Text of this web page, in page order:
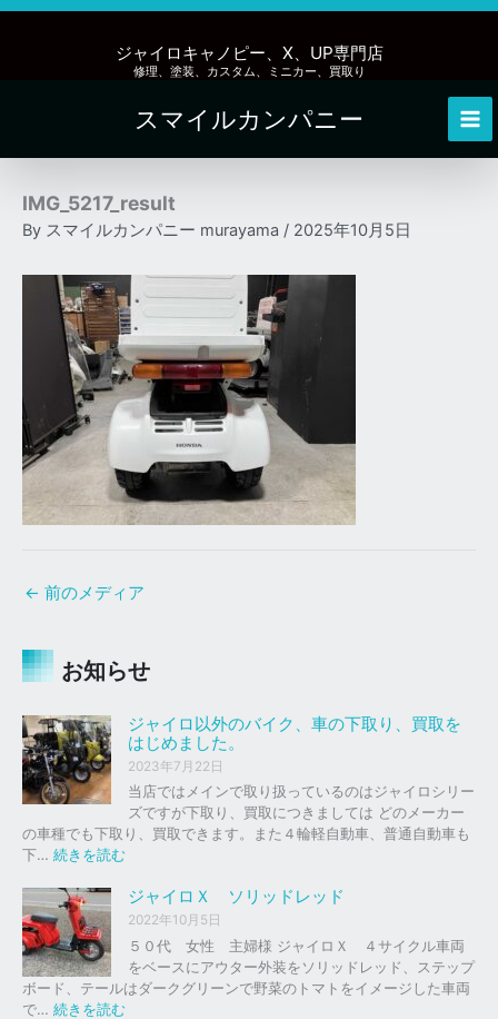
内
ッ
ジャイロキャノピー、X、UP専門店
修理、塗装、カスタム、ミニカー、買取り
スマイルカンパニー
IMG_5217_result
By スマイルカンパニー murayama / 2025年10月5日
← 前のメディア
お知らせ
ジャイロ以外のバイク、車の下取り、買取を
はじめました。
2023年7月22日
当店ではメインで取り扱っているのはジャイロシリー
ズですが下取り、買取につきましては どのメーカー
の車種でも下取り、買取できます。また４輪軽自動車、普通自動車も
下… 続きを読む
ャ
イ
ロ
以
外
の
ジャイロＸ ソリッドレッド
2022年10月5日
５０代 女性 主婦様 ジャイロＸ ４サイクル車両
をベースにアウター外装をソリッドレッド、ステップ
ボード、テールはダークグリーンで野菜のトマトをイメージした車両
で… 続きを読む